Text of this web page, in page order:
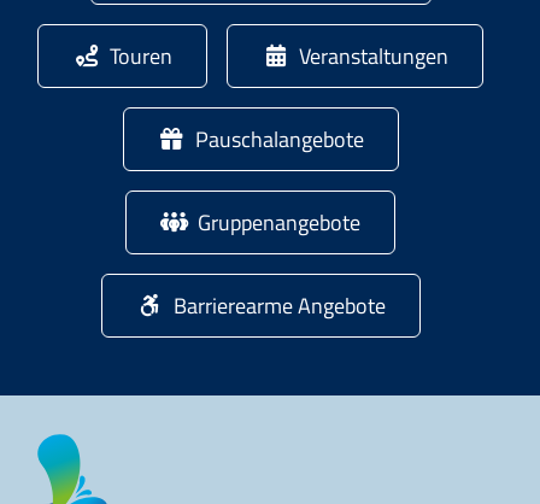
Touren Veranstaltungen
Pauschalangebote
Gruppenangebote
Barrierearme Angebote